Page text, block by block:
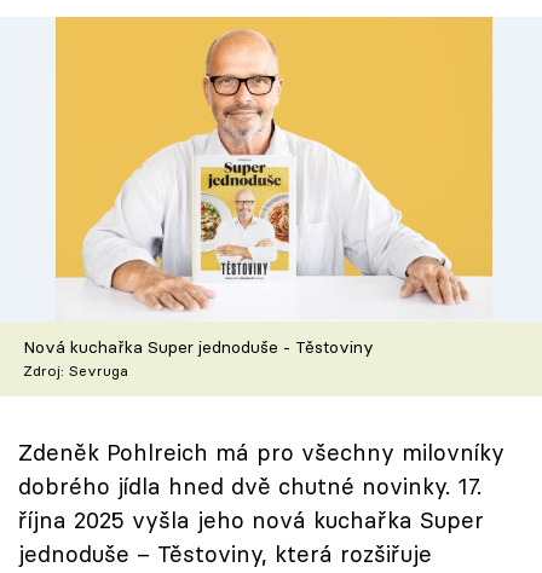
Články
Škola vaření
Recepty z TV
Speciál: Cuketa
Těhotnej kuchař
Sledujte prima+
Přihlášení
Sledujte nás
Nová kuchařka Super jednoduše - Těstoviny
Zdroj: Sevruga
Zdeněk Pohlreich má pro všechny milovníky
dobrého jídla hned dvě chutné novinky. 17.
října 2025 vyšla jeho nová kuchařka Super
jednoduše – Těstoviny, která rozšiřuje